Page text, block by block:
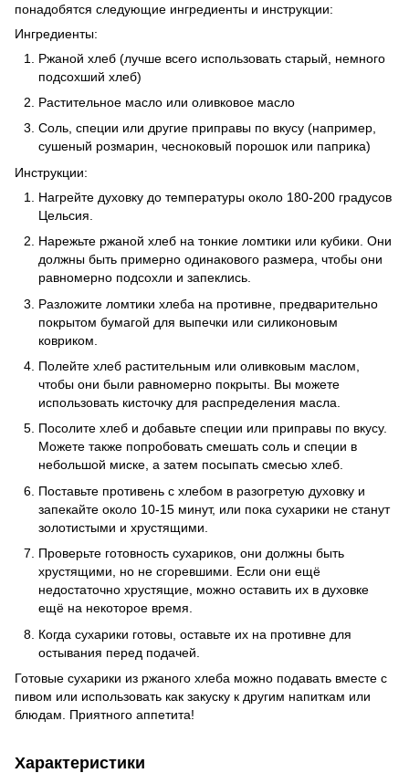
понадобятся следующие ингредиенты и инструкции:
Ингредиенты:
Ржаной хлеб (лучше всего использовать старый, немного
подсохший хлеб)
Растительное масло или оливковое масло
Соль, специи или другие приправы по вкусу (например,
сушеный розмарин, чесноковый порошок или паприка)
Инструкции:
Нагрейте духовку до температуры около 180-200 градусов
Цельсия.
Нарежьте ржаной хлеб на тонкие ломтики или кубики. Они
должны быть примерно одинакового размера, чтобы они
равномерно подсохли и запеклись.
Разложите ломтики хлеба на противне, предварительно
покрытом бумагой для выпечки или силиконовым
ковриком.
Полейте хлеб растительным или оливковым маслом,
чтобы они были равномерно покрыты. Вы можете
использовать кисточку для распределения масла.
Посолите хлеб и добавьте специи или приправы по вкусу.
Можете также попробовать смешать соль и специи в
небольшой миске, а затем посыпать смесью хлеб.
Поставьте противень с хлебом в разогретую духовку и
запекайте около 10-15 минут, или пока сухарики не станут
золотистыми и хрустящими.
Проверьте готовность сухариков, они должны быть
хрустящими, но не сгоревшими. Если они ещё
недостаточно хрустящие, можно оставить их в духовке
ещё на некоторое время.
Когда сухарики готовы, оставьте их на противне для
остывания перед подачей.
Готовые сухарики из ржаного хлеба можно подавать вместе с
пивом или использовать как закуску к другим напиткам или
блюдам. Приятного аппетита!
Характеристики